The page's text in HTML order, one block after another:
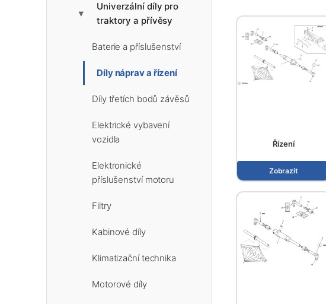
▶
Univerzální díly pro
traktory a přívěsy
Baterie a příslušenství
Díly náprav a řízení
Díly třetích bodů závěsů
Elektrické vybavení
vozidla
Elektronické
příslušenství motoru
Filtry
Kabinové díly
Klimatizační technika
Motorové díly
Řízení
Zobrazit